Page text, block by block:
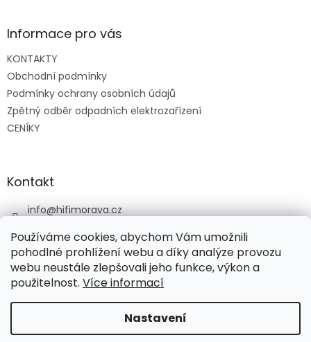
Používáme cookies, abychom Vám umožnili
pohodlné prohlížení webu a díky analýze provozu
webu neustále zlepšovali jeho funkce, výkon a
použitelnost. Více informací
Nastavení
aInformace pro vás
KONTAKTY
Obchodní podmínky
Podmínky ochrany osobních údajů
Zpětný odběr odpadních elektrozařízení
CENÍKY
Kontakt
info@hifimorava.cz
+420 722 705 125
+420 774 037 152
HI-FI Morava
Vytvořil Shoptet